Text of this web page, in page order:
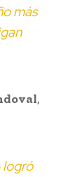
más
,
logró